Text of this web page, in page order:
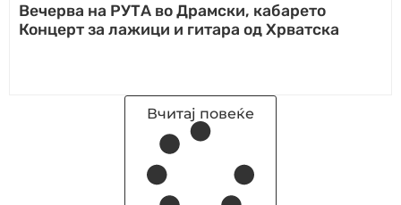
Вечерва на РУТА во Драмски, кабарето
Концерт за лажици и гитара од Хрватска
Вчитај повеќе